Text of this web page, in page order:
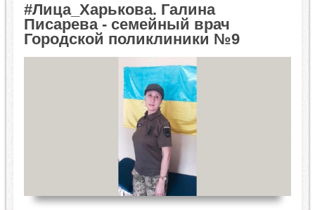
#Лица_Харькова. Галина
Писарева - семейный врач
Городской поликлиники №9